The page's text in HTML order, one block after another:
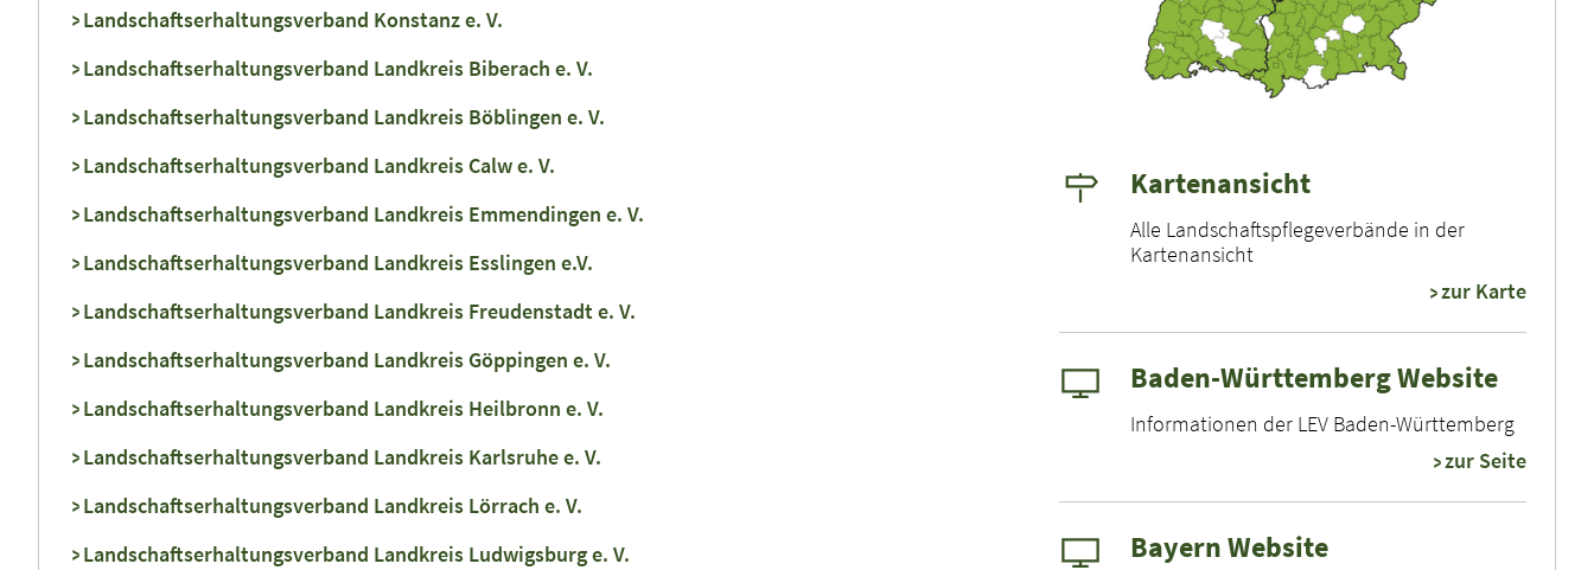
Landschaftserhaltungsverband Konstanz e. V.
Landschaftserhaltungsverband Landkreis Biberach e. V.
Landschaftserhaltungsverband Landkreis Böblingen e. V.
Landschaftserhaltungsverband Landkreis Calw e. V.
Landschaftserhaltungsverband Landkreis Emmendingen e. V.
Landschaftserhaltungsverband Landkreis Esslingen e.V.
Landschaftserhaltungsverband Landkreis Freudenstadt e. V.
Landschaftserhaltungsverband Landkreis Göppingen e. V.
Landschaftserhaltungsverband Landkreis Heilbronn e. V.
Landschaftserhaltungsverband Landkreis Karlsruhe e. V.
Landschaftserhaltungsverband Landkreis Lörrach e. V.
Landschaftserhaltungsverband Landkreis Ludwigsburg e. V.
Kartenansicht
Alle Landschaftspflegeverbände in der
Kartenansicht
zur Karte
Baden-Württemberg Website
Informationen der LEV Baden-Württemberg
zur Seite
Bayern Website